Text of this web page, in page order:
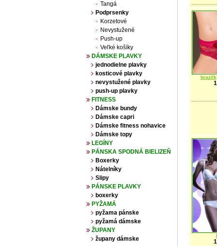
Tangá
Podprsenky
Korzetové
Nevystužené
Push-up
Veľké košíky
DÁMSKE PLAVKY
jednodielne plavky
kosticové plavky
nevystužené plavky
push-up plavky
FITNESS
Dámske bundy
Dámske capri
Dámske fitness nohavice
Dámske topy
LEGÍNY
PÁNSKA SPODNÁ BIELIZEŇ
Boxerky
Nátelníky
Slipy
PÁNSKE PLAVKY
boxerky
PYŽAMÁ
pyžama pánske
pyžamá dámske
ŽUPANY
župany dámske